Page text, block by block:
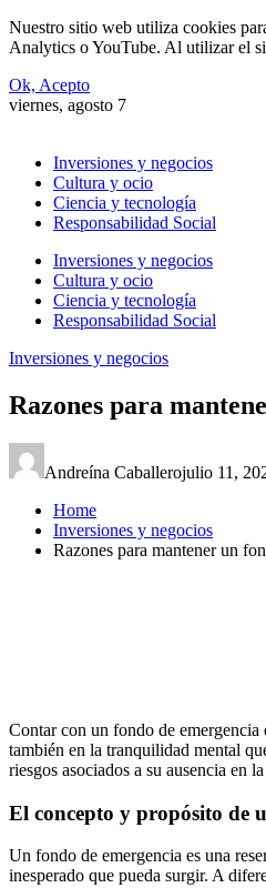
Nuestro sitio web utiliza cookies
Analytics o YouTube. Al utilizar el
Ok, Acepto
viernes, agosto 7
Inversiones y negocios
Cultura y ocio
Ciencia y tecnología
Responsabilidad Social
Inversiones y negocios
Cultura y ocio
Ciencia y tecnología
Responsabilidad Social
Inversiones y negocios
Razones para
Andreína Caballerojulio 11,
Home
Inversiones y negocios
Razones para mantener un
Contar con un fondo de
también en la tranquilidad mental
riesgos asociados a su ausencia en
El concepto y propósito de
Un fondo de emergencia es una
inesperado que pueda surgir. A